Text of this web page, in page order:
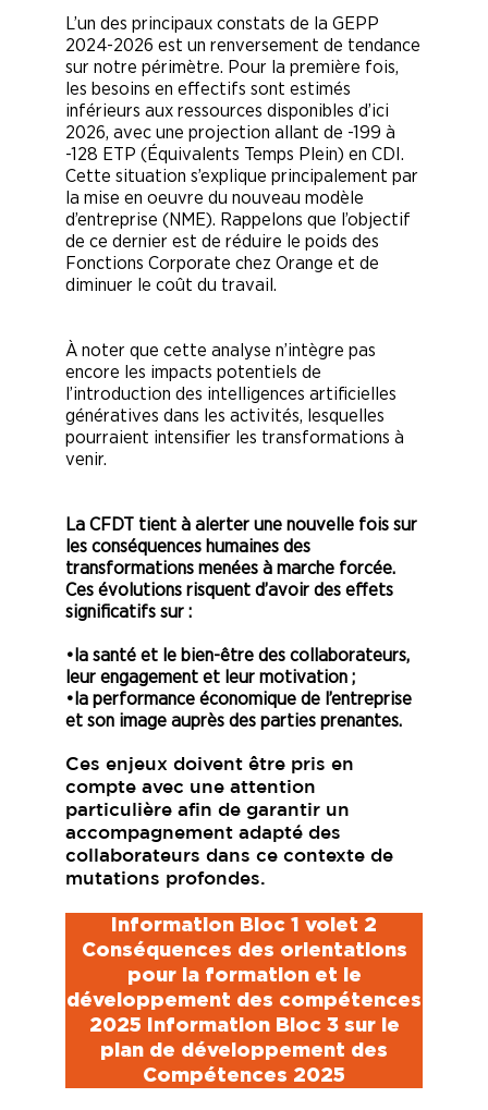
L’un des principaux constats de la GEPP
2024-2026 est un renversement de tendance
sur notre périmètre. Pour la première fois,
les besoins en effectifs sont estimés
inférieurs aux ressources disponibles d’ici
2026, avec une projection allant de -199 à
-128 ETP (Équivalents Temps Plein) en CDI.
Cette situation s’explique principalement par
la mise en oeuvre du nouveau modèle
d’entreprise (NME). Rappelons que l’objectif
de ce dernier est de réduire le poids des
Fonctions Corporate chez Orange et de
diminuer le coût du travail.
À noter que cette analyse n’intègre pas
encore les impacts potentiels de
l’introduction des intelligences artificielles
génératives dans les activités, lesquelles
pourraient intensifier les transformations à
venir.
La CFDT tient à alerter une nouvelle fois sur
les conséquences humaines des
transformations menées à marche forcée.
Ces évolutions risquent d’avoir des effets
significatifs sur :
•la santé et le bien-être des collaborateurs,
leur engagement et leur motivation ;
•la performance économique de l’entreprise
et son image auprès des parties prenantes.
Ces enjeux doivent être pris en
compte avec une attention
particulière afin de garantir un
accompagnement adapté des
collaborateurs dans ce contexte de
mutations profondes.
Information Bloc 1 volet 2
Conséquences des orientations
pour la formation et le
développement des compétences
2025 Information Bloc 3 sur le
plan de développement des
Compétences 2025